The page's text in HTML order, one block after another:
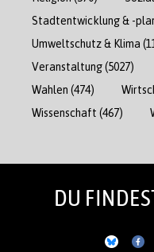
Stadtentwicklung & -
Umweltschutz & Klima
Veranstaltung(5027)
Wahlen (474)
Wissenschaft (467)
DU